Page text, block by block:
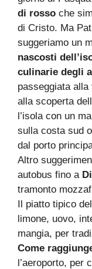
di rosso che
di Cristo. Ma
suggeriamo un
nascosti
culinarie degli
passeggiata alla
alla scoperta
l’isola con un
sulla costa sud
dal porto
Altro
autobus fino a
tramonto
Il piatto tipico
limone, uovo,
mangia, per
Come
l’aeroporto, per